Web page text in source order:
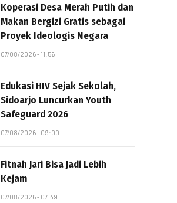
Koperasi Desa Merah Putih dan
Makan Bergizi Gratis sebagai
Proyek Ideologis Negara
07/08/2026 - 11:56
Edukasi HIV Sejak Sekolah,
Sidoarjo Luncurkan Youth
Safeguard 2026
07/08/2026 - 09:00
Fitnah Jari Bisa Jadi Lebih
Kejam
07/08/2026 - 07:49